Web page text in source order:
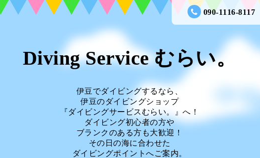
090-1116-8117
Diving Service むらい。
伊豆でダイビングするなら、
伊豆のダイビングショップ
『ダイビングサービスむらい。』へ！
ダイビング初心者の方や
ブランクのある方も大歓迎！
その日の海に合わせた
ダイビングポイントへご案内。